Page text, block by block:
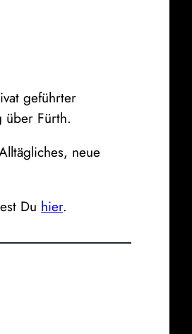
geführter
über Fürth.
neue
Du hier.